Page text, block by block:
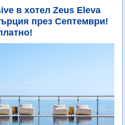
в хотел Zeus Eleva
през Септември!